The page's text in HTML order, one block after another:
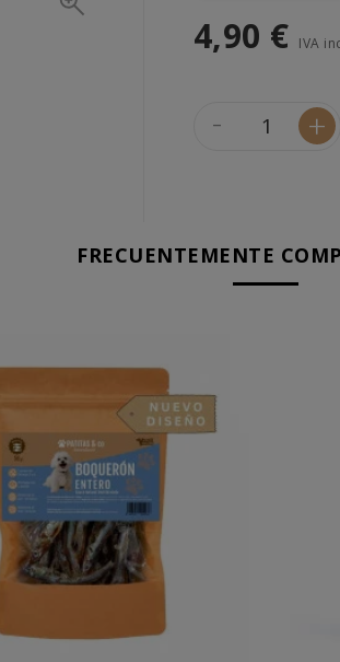
4,90 € IVA
- +
FRECUENTEMENTE